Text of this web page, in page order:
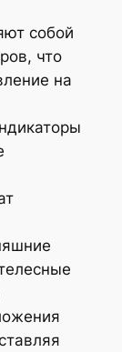
собой
что
на